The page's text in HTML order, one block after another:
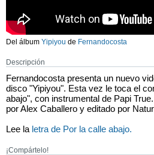
Del álbum Yipiyou de Fernandocosta
Descripción
Fernandocosta presenta un nuevo
disco "Yipiyou". Esta vez le toca el
abajo", con instrumental de Papi
por Alex Caballero y editado por
Lee la letra de Por la calle abajo.
¡Compártelo!